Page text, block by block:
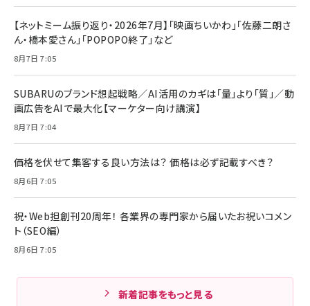
【ネットミーム振り返り・2026年7月】「映画ちいかわ」「佐藤二朗さ
ん・橋本愛さん」「POPOPO終了」など
8月7日 7:05
SUBARUのブランド想起戦略／AI活用のカギは「量」より「質」／動
画広告をAIで最大化【マーケター向け講演】
8月7日 7:04
価格を伏せて集客する良い方法は？ 価格は必ず記載すべき？
8月6日 7:05
祝・Web担創刊20周年！ 各業界の専門家から届いたお祝いコメン
ト（SEO編）
8月6日 7:05
新着記事をもっと見る